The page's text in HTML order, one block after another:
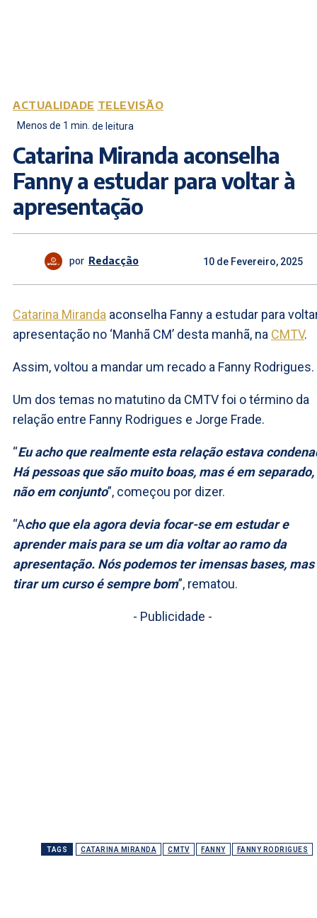
ACTUALIDADE TELEVISÃO
Menos de 1 min. de leitura
Catarina Miranda aconselha
Fanny a estudar para voltar à
apresentação
por Redacção 10 de Fevereiro, 2025
Catarina Miranda aconselha Fanny a estudar para
apresentação no ‘Manhã CM’ desta manhã, na CMTV.
Assim, voltou a mandar um recado a Fanny Rodrigues.
Um dos temas no matutino da CMTV foi o término da
relação entre Fanny Rodrigues e Jorge Frade.
“Eu acho que realmente esta relação estava
Há pessoas que são muito boas, mas é em separado,
não em conjunto”, começou por dizer.
“Acho que ela agora devia focar-se em estudar e
aprender mais para se um dia voltar ao ramo da
apresentação. Nós podemos ter imensas bases,
tirar um curso é sempre bom”, rematou.
- Publicidade -
TAGS CATARINA MIRANDA CMTV FANNY FANNY RODRIGUES